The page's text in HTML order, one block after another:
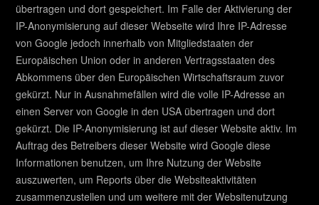
übertragen und dort gespeichert. Im Falle der Aktivierung der
IP-Anonymisierung auf dieser Webseite wird Ihre IP-Adresse
von Google jedoch innerhalb von Mitgliedstaaten der
Europäischen Union oder in anderen Vertragsstaaten des
Abkommens über den Europäischen Wirtschaftsraum zuvor
gekürzt. Nur in Ausnahmefällen wird die volle IP-Adresse an
einen Server von Google in den USA übertragen und dort
gekürzt. Die IP-Anonymisierung ist auf dieser Website aktiv. Im
Auftrag des Betreibers dieser Website wird Google diese
Informationen benutzen, um Ihre Nutzung der Website
auszuwerten, um Reports über die Websiteaktivitäten
zusammenzustellen und um weitere mit der Websitenutzung